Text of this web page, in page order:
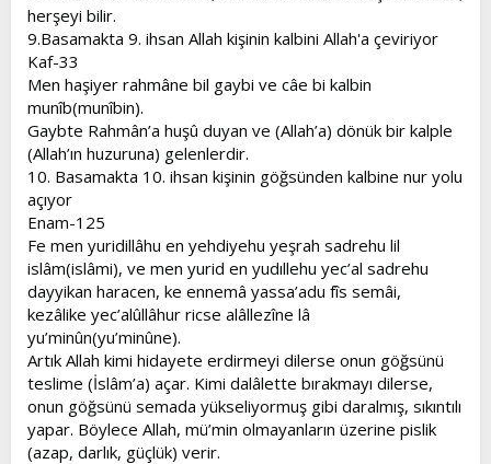
herşeyi bilir.
9.Basamakta 9. ihsan Allah kişinin kalbini Allah'a çeviriyor
Kaf-33
Men haşiyer rahmâne bil gaybi ve câe bi kalbin
munîb(munîbin).
Gaybte Rahmân’a huşû duyan ve (Allah’a) dönük bir kalple
(Allah’ın huzuruna) gelenlerdir.
10. Basamakta 10. ihsan kişinin göğsünden kalbine nur yolu
açıyor
Enam-125
Fe men yuridillâhu en yehdiyehu yeşrah sadrehu lil
islâm(islâmi), ve men yurid en yudıllehu yec’al sadrehu
dayyikan haracen, ke ennemâ yassa’adu fîs semâi,
kezâlike yec’alûllâhur ricse alâllezîne lâ
yu’minûn(yu’minûne).
Artık Allah kimi hidayete erdirmeyi dilerse onun göğsünü
teslime (İslâm’a) açar. Kimi dalâlette bırakmayı dilerse,
onun göğsünü semada yükseliyormuş gibi daralmış, sıkıntılı
yapar. Böylece Allah, mü’min olmayanların üzerine pislik
(azap, darlık, güçlük) verir.